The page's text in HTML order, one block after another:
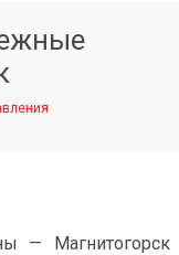
— Магнитогорск